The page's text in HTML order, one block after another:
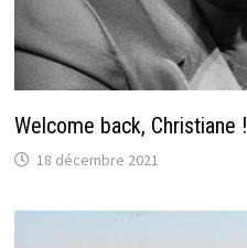
Welcome back, Christiane !
18 décembre 2021